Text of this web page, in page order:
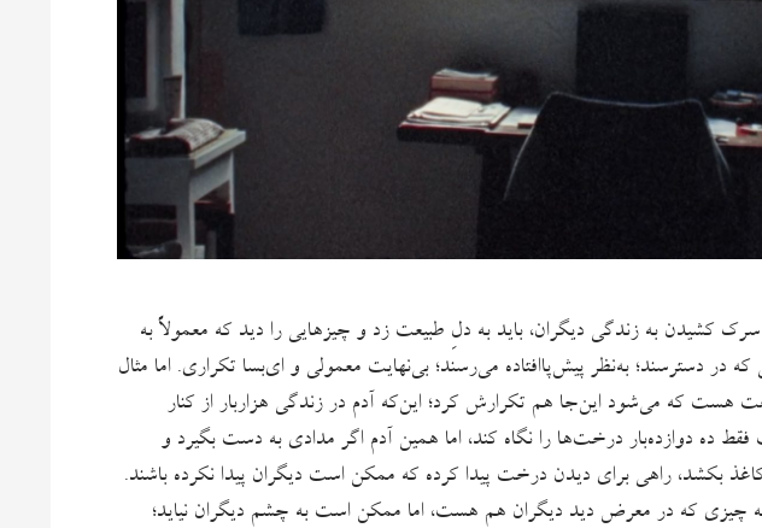
کشیدن به زندگی دیگران، باید به دلِ طبیعت زد و چیزهایی را دید که معمولاً به
در دسترسند؛ به‌نظر پیش‌پاافتاده می‌رسند؛ بی‌نهایت معمولی و ای‌بسا تکراری. اما مثال
هست که می‌شود این‌جا هم تکرارش کرد؛ این‌که آدم‌ در زندگی هزاربار از کنار
ده دوازده‌بار درخت‌ها را نگاه کند، اما همین آدم اگر مدادی به دست بگیرد و
بکشد، راهی برای دیدن درخت پیدا کرده که ممکن است دیگران پیدا نکرده باشند.
که در معرض دید دیگران هم هست، اما ممکن است به چشم دیگران نیاید؛